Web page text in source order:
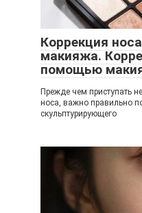
Коррекция
макияжа.
помощью
Прежде чем приступать
носа, важно правильно
скульптурирующего